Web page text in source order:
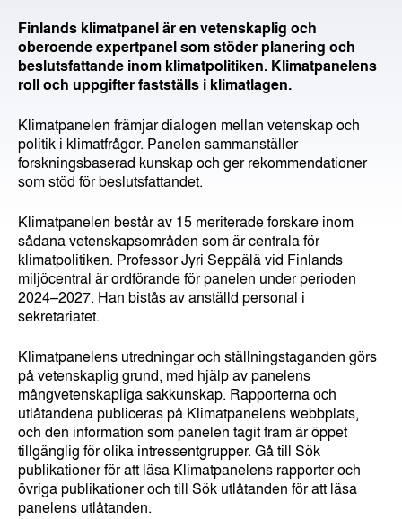
Finlands klimatpanel är en vetenskaplig och
oberoende expertpanel som stöder planering och
beslutsfattande inom klimatpolitiken. Klimatpanelens
roll och uppgifter fastställs i klimatlagen.
Klimatpanelen främjar dialogen mellan vetenskap och
politik i klimatfrågor. Panelen sammanställer
forskningsbaserad kunskap och ger rekommendationer
som stöd för beslutsfattandet.
Klimatpanelen består av 15 meriterade forskare inom
sådana vetenskapsområden som är centrala för
klimatpolitiken. Professor Jyri Seppälä vid Finlands
miljöcentral är ordförande för panelen under perioden
2024–2027. Han bistås av anställd personal i
sekretariatet.
Klimatpanelens utredningar och ställningstaganden görs
på vetenskaplig grund, med hjälp av panelens
mångvetenskapliga sakkunskap. Rapporterna och
utlåtandena publiceras på Klimatpanelens webbplats,
och den information som panelen tagit fram är öppet
tillgänglig för olika intressentgrupper. Gå till Sök
publikationer för att läsa Klimatpanelens rapporter och
övriga publikationer och till Sök utlåtanden för att läsa
panelens utlåtanden.